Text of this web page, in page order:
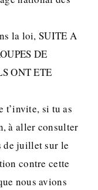
la loi, SUITE A
DE
ONT ETE
t’invite, si tu as
à aller consulter
de juillet sur le
contre cette
nous avions